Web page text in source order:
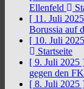
Ellenfeld
[ 11. Juli
Borussia auf
[ 10. Juli
Startseite
[ 9. Juli 2025
gegen den
[ 8. Juli 2025